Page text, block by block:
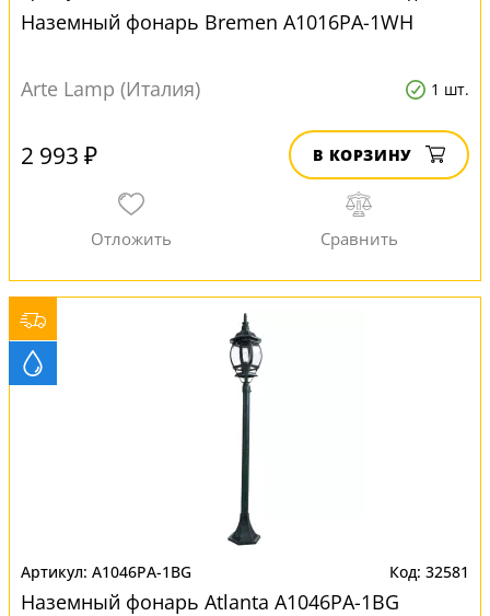
Наземный фонарь Bremen A1016PA-1WH
Arte Lamp (Италия) 1 шт.
2 993 ₽ В КОРЗИНУ
A1046PA-1BG 32581
Наземный фонарь Atlanta A1046PA-1BG